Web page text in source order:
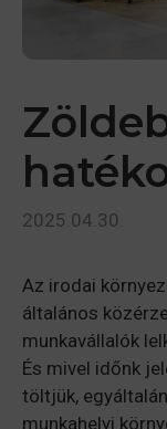
2025.04.30.
Az irodai
általános
munkavállalók
És mivel időnk
töltjük,
munkahelyi